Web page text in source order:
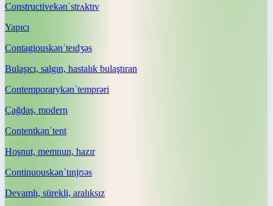
Constructivekənˈstrʌktɪv
Yapıcı
Contagiouskənˈteɪdʒəs
Bulaşıcı, salgın, hastalık bulaştıran
Contemporarykənˈtemprəri
Çağdaş, modern
Contentkənˈtent
Hoşnut, memnun, hazır
Continuouskənˈtɪnjʊəs
Devamlı, sürekli, aralıksız